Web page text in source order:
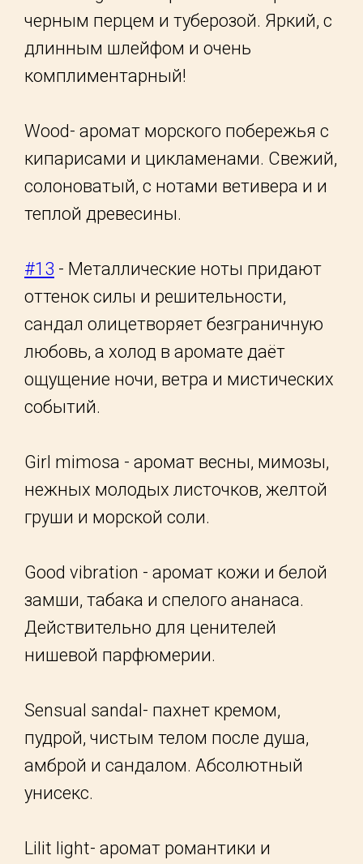
черным перцем и туберозой. Яркий, с
длинным шлейфом и очень
комплиментарный!
Wood- аромат морского побережья с
кипарисами и цикламенами. Свежий,
солоноватый, с нотами ветивера и и
теплой древесины.
#13 - Металлические ноты придают
оттенок силы и решительности,
сандал олицетворяет безграничную
любовь, а холод в аромате даёт
ощущение ночи, ветра и мистических
событий.
Girl mimosa - аромат весны, мимозы,
нежных молодых листочков, желтой
груши и морской соли.
Good vibration - аромат кожи и белой
замши, табака и спелого ананаса.
Действительно для ценителей
нишевой парфюмерии.
Sensual sandal- пахнет кремом,
пудрой, чистым телом после душа,
амброй и сандалом. Абсолютный
унисекс.
Lilit light- аромат романтики и